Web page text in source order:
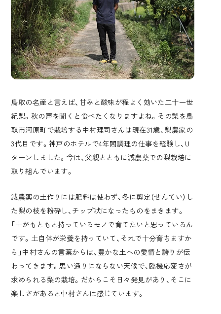
鳥取の名産と言えば、甘みと酸味が程よく効いた二十一世
紀梨。秋の声を聞くと食べたくなりますよね。その梨を鳥
取市河原町で栽培する中村理司さんは現在31歳、梨農家の
3代目です。神戸のホテルで4年間調理の仕事を経験し、U
ターンしました。今は、父親とともに減農薬での梨栽培に
取り組んでいます。
減農薬の土作りには肥料は使わず、冬に剪定（せんてい）し
た梨の枝を粉砕し、チップ状になったものをまきます。
「土がもともと持っているモノで育てたいと思っているん
です。土自体が栄養を持っていて、それで十分育ちますか
ら」中村さんの言葉からは、豊かな土への愛情と誇りが伝
わってきます。思い通りにならない天候で、臨機応変さが
求められる梨の栽培。だからこそ日々発見があり、そこに
楽しさがあると中村さんは感じています。